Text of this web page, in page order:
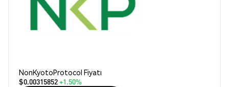
NonKyotoProtocol Fiyatı
$0.00315852+1.50%